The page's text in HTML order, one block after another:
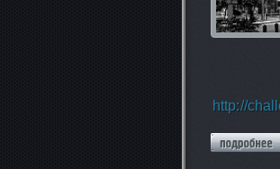
http://